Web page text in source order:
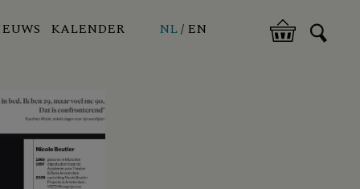
KALENDER NL EN